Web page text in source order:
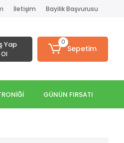
İletişim Bayilik Başvurusu
Yap 0
Sepetim
GÜNÜN FIRSATI